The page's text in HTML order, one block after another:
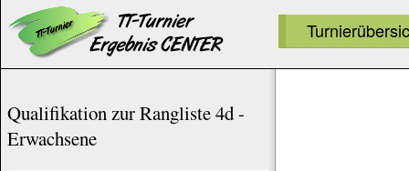
Qualifikation zur Rangliste 4d -
Erwachsene